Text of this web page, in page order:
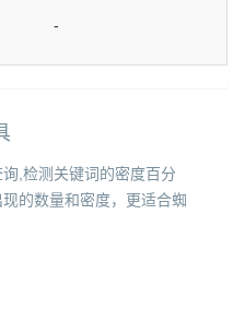
-
,检测关键词的密度百分
的数量和密度，更适合蜘